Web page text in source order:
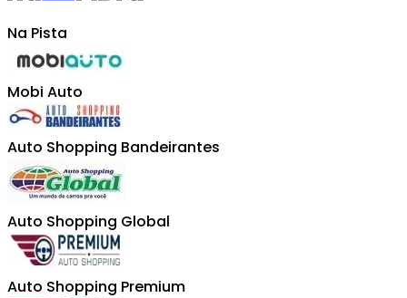
Na Pista
Mobi Auto
Auto Shopping Bandeirantes
Auto Shopping Global
Auto Shopping Premium